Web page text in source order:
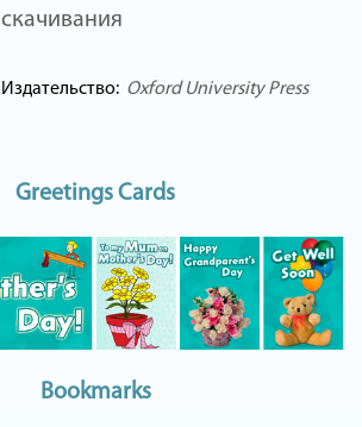
скачивания
Издательство: Oxford University Press
Greetings Cards
Bookmarks